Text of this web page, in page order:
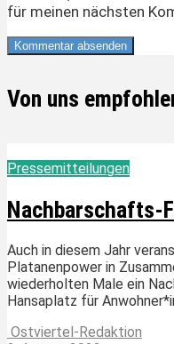
für meinen nächsten
Von uns
Pressemitteilungen
Nachbarschafts-
Auch in diesem Jahr
Platanenpower in
wiederholten Male ein
Hansaplatz für
Ostviertel-Redaktion